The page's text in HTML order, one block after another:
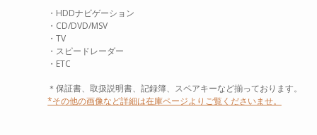
・HDDナビゲーション
・CD/DVD/MSV
・TV
・スピードレーダー
・ETC
＊保証書、取扱説明書、記録簿、スペアキーなど揃っております。
*その他の画像など詳細は在庫ページよりご覧くださいませ。